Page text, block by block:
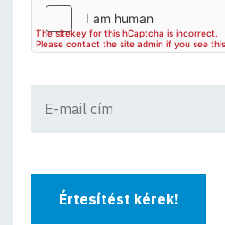
Értesítést kérek!